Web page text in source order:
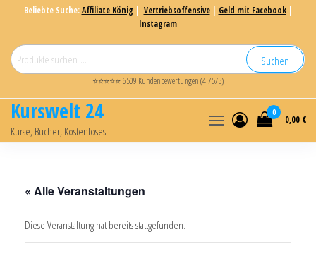
Beliebte Suche:Affiliate König | Vertriebsoffensive| Geld mit Facebook|
Instagram
Suchen
⭐⭐⭐⭐⭐ 6509 Kundenbewertungen (4.75/5)
Kurswelt 24
Kurse, Bücher, Kostenloses
0
0,00 €
« Alle Veranstaltungen
Diese Veranstaltung hat bereits stattgefunden.